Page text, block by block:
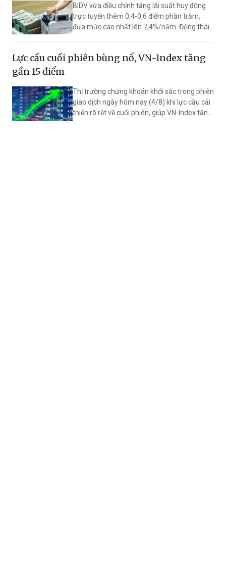
BIDV vừa điều chỉnh tăng lãi suất huy động
trực tuyến thêm 0,4-0,6 điểm phần trăm,
đưa mức cao nhất lên 7,4%/năm. Động thái
có lãi suất huy động cao nhất trong nhóm
Lực cầu cuối phiên bùng nổ, VN-Index tăng
gần 15 điểm
Thị trường chứng khoán khởi sắc trong phiên
giao dịch ngày hôm nay (4/8) khi lực cầu cải
thiện rõ rệt về cuối phiên, giúp VN-Index tăng